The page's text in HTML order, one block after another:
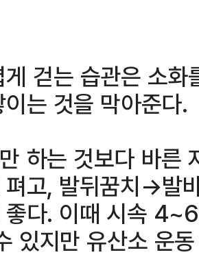
걷는 습관은 소
는 것을 막아준다.
하는 것보다 바른
펴고, 발뒤꿈치→발
좋다. 이때 시속
있지만 유산소 운